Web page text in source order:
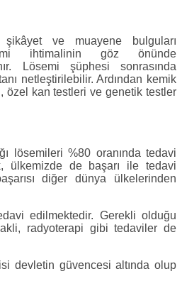
şikâyet ve muayene bulguları
ihtimalinin göz önünde
Lösemi şüphesi sonrasında
netleştirilebilir. Ardından kemik
özel kan testleri ve genetik testler
lösemileri %80 oranında tedavi
ülkemizde de başarı ile tedavi
diğer dünya ülkelerinden
edilmektedir. Gerekli olduğu
radyoterapi gibi tedaviler de
devletin güvencesi altında olup